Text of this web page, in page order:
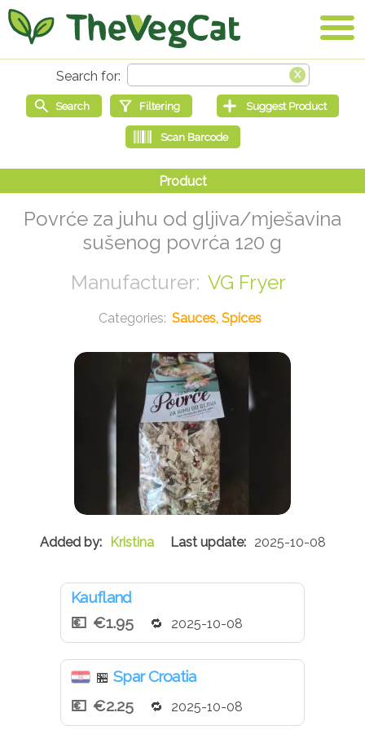
Povrće za juhu od gljiva/mješavina
sušenog povrća 120 g
VG Fryer
Sauces, Spices
Kristina 2025-10-08
Kaufland
€1.95
2025-10-08
🏪 Spar Croatia
€2.25
2025-10-08